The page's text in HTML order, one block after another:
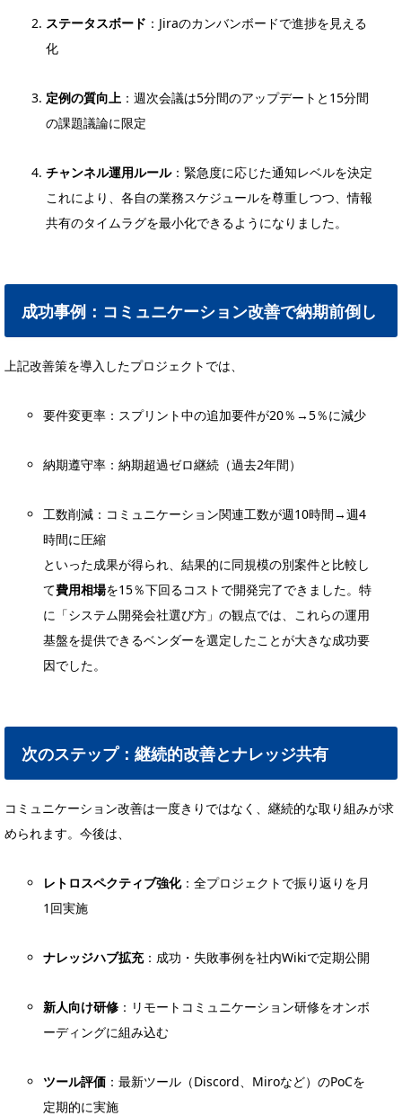
ステータスボード ：Jiraのカンバンボードで進捗を見える
化
定例の質向上 ：週次会議は5分間のアップデートと15分間
の課題議論に限定
チャンネル運用ルール：緊急度に応じた通知レベルを決定
これにより、各自の業務スケジュールを尊重しつつ、情報
共有のタイムラグを最小化できるようになりました。
成功事例：コミュニケーション改善で納期前倒し
上記改善策を導入したプロジェクトでは、
要件変更率：スプリント中の追加要件が20％→5％に減少
納期遵守率：納期超過ゼロ継続（過去2年間）
工数削減：コミュニケーション関連工数が週10時間→週4
時間に圧縮
といった成果が得られ、結果的に同規模の別案件と比較し
て費用相場を15％下回るコストで開発完了できました。特
に「システム開発会社選び方」の観点では、これらの運用
基盤を提供できるベンダーを選定したことが大きな成功要
因でした。
次のステップ：継続的改善とナレッジ共有
コミュニケーション改善は一度きりではなく、継続的な取り組みが求
められます。今後は、
レトロスペクティブ強化：全プロジェクトで振り返りを月
1回実施
ナレッジハブ拡充：成功・失敗事例を社内Wikiで定期公開
新人向け研修 ：リモートコミュニケーション研修をオンボ
ーディングに組み込む
ツール評価 ：最新ツール（Discord、Miroなど）のPoCを
定期的に実施